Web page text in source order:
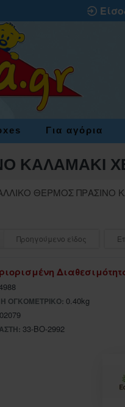
Για αγόρια
ΘΕΡΜΟΣ ΠΡΑΣΙΝΟ
ΚΑΛΑΜΑΚΙ
Προηγούμενο είδος
ΟΓΚΟΜΕΤΡΙΚΌ: 0.40kg
33-BO-2992